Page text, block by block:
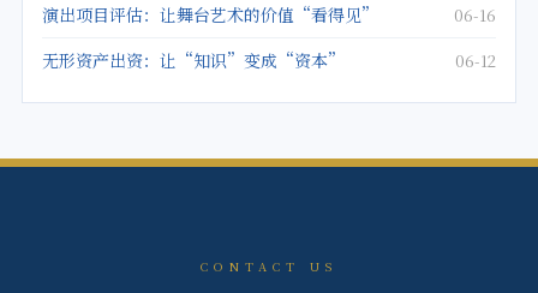
演出项目评估：让舞台艺术的价值“看得见” 06-16
无形资产出资：让“知识”变成“资本” 06-12
CONTACT US